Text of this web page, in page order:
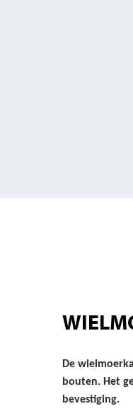
De
bouten. Het
bevestiging.